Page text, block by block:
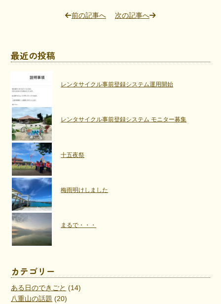
最近の投稿
レンタサイクル事前登録システム運用開始
レンタサイクル事前登録システム モニター募集
十五夜祭
梅雨明けしました
まるで・・・
カテゴリー
ある日のできごと (14)
八重山の話題 (20)
前の記事へ 次の記事へ